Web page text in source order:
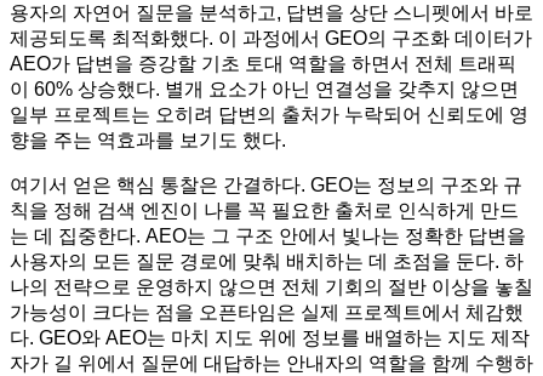
용자의 자연어 질문을 분석하고, 답변을 상단 스니펫에서 바로
제공되도록 최적화했다. 이 과정에서 GEO의 구조화 데이터가
AEO가 답변을 증강할 기초 토대 역할을 하면서 전체 트래픽
이 60% 상승했다. 별개 요소가 아닌 연결성을 갖추지 않으면
일부 프로젝트는 오히려 답변의 출처가 누락되어 신뢰도에 영
향을 주는 역효과를 보기도 했다.
여기서 얻은 핵심 통찰은 간결하다. GEO는 정보의 구조와 규
칙을 정해 검색 엔진이 나를 꼭 필요한 출처로 인식하게 만드
는 데 집중한다. AEO는 그 구조 안에서 빛나는 정확한 답변을
사용자의 모든 질문 경로에 맞춰 배치하는 데 초점을 둔다. 하
나의 전략으로 운영하지 않으면 전체 기회의 절반 이상을 놓칠
가능성이 크다는 점을 오픈타임은 실제 프로젝트에서 체감했
다. GEO와 AEO는 마치 지도 위에 정보를 배열하는 지도 제작
자가 길 위에서 질문에 대답하는 안내자의 역할을 함께 수행하